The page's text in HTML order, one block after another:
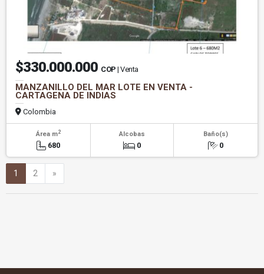
$330.000.000 COP | Venta
MANZANILLO DEL MAR LOTE EN VENTA -
CARTAGENA DE INDIAS
Colombia
Área m2
680
Alcobas
0
Baño(s)
0
1 2 »